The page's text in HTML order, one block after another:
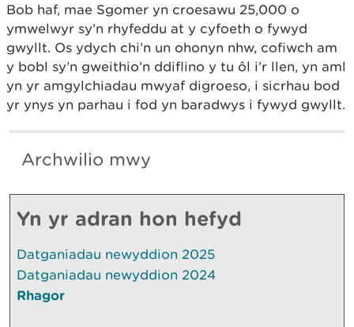
Bob haf, mae Sgomer yn croesawu 25,000 o
ymwelwyr sy’n rhyfeddu at y cyfoeth o fywyd
gwyllt. Os ydych chi’n un ohonyn nhw, cofiwch am
y bobl sy’n gweithio’n ddiflino y tu ôl i’r llen, yn aml
yn yr amgylchiadau mwyaf digroeso, i sicrhau bod
yr ynys yn parhau i fod yn baradwys i fywyd gwyllt.
Archwilio mwy
Yn yr adran hon hefyd
Datganiadau newyddion 2025
Datganiadau newyddion 2024
Rhagor